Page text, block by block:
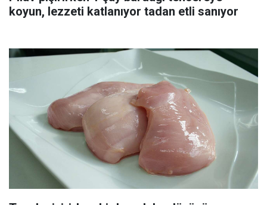
koyun, lezzeti katlanıyor tadan etli sanıyor